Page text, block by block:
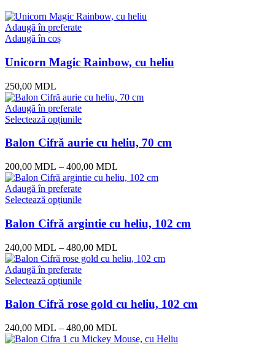
Adaugă în preferate
Adaugă în coș
Unicorn Magic Rainbow, cu heliu
250,00 MDL
Adaugă în preferate
Selectează opțiunile
Balon Cifră aurie cu heliu, 70 cm
200,00 MDL – 400,00 MDL
Adaugă în preferate
Selectează opțiunile
Balon Cifră argintie cu heliu, 102 cm
240,00 MDL – 480,00 MDL
Adaugă în preferate
Selectează opțiunile
Balon Cifră rose gold cu heliu, 102 cm
240,00 MDL – 480,00 MDL